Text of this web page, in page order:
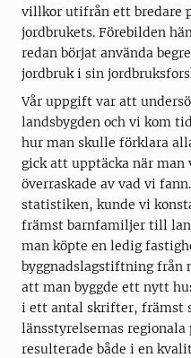
villkor utifrån ett bredare
jordbrukets. Förebilden
redan börjat använda
jordbruk i sin
Vår uppgift var att
landsbygden och vi kom
hur man skulle förklara
gick att upptäcka när man
överraskade av vad vi
statistiken, kunde vi
främst barnfamiljer till
man köpte en ledig
byggnadslagstiftning
att man byggde ett nytt
i ett antal skrifter, främst
länsstyrelsernas
resulterade både i en